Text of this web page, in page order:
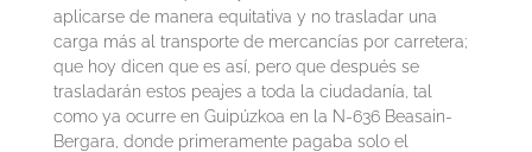
aplicarse de manera equitativa y no trasladar una
carga más al transporte de mercancías por carretera;
que hoy dicen que es así, pero que después se
trasladarán estos peajes a toda la ciudadanía, tal
como ya ocurre en Guipúzkoa en la N-636 Beasain-
Bergara, donde primeramente pagaba solo el